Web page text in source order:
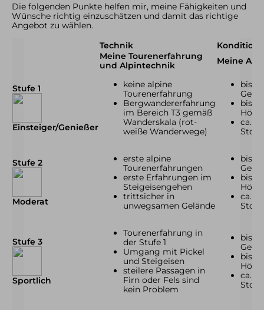
Die folgenden Punkte helfen mir, meine Fähigkeiten und
Wünsche richtig einzuschätzen und damit das richtige
Angebot zu wählen.
Technik
Kondition
Meine Tourenerfahrung
und Alpintechnik
Meine
Stufe 1
Einsteiger/Genießer
keine alpine
Tourenerfahrung
Bergwandererfahrung
im Bereich T3 gemäß
Wanderskala (rot-
weiße Wanderwege)
bis
bis
ca.
Std.
Stufe 2
Moderat
erste alpine
Tourenerfahrungen
erste Erfahrungen im
Steigeisengehen
trittsicher in
unwegsamen Gelände
bis
bis
ca.
Std.
Stufe 3
Sportlich
Tourenerfahrung in
der Stufe 1
Umgang mit Pickel
und Steigeisen
steilere Passagen in
Firn oder Fels sind
kein Problem
bis
bis
ca.
Std.